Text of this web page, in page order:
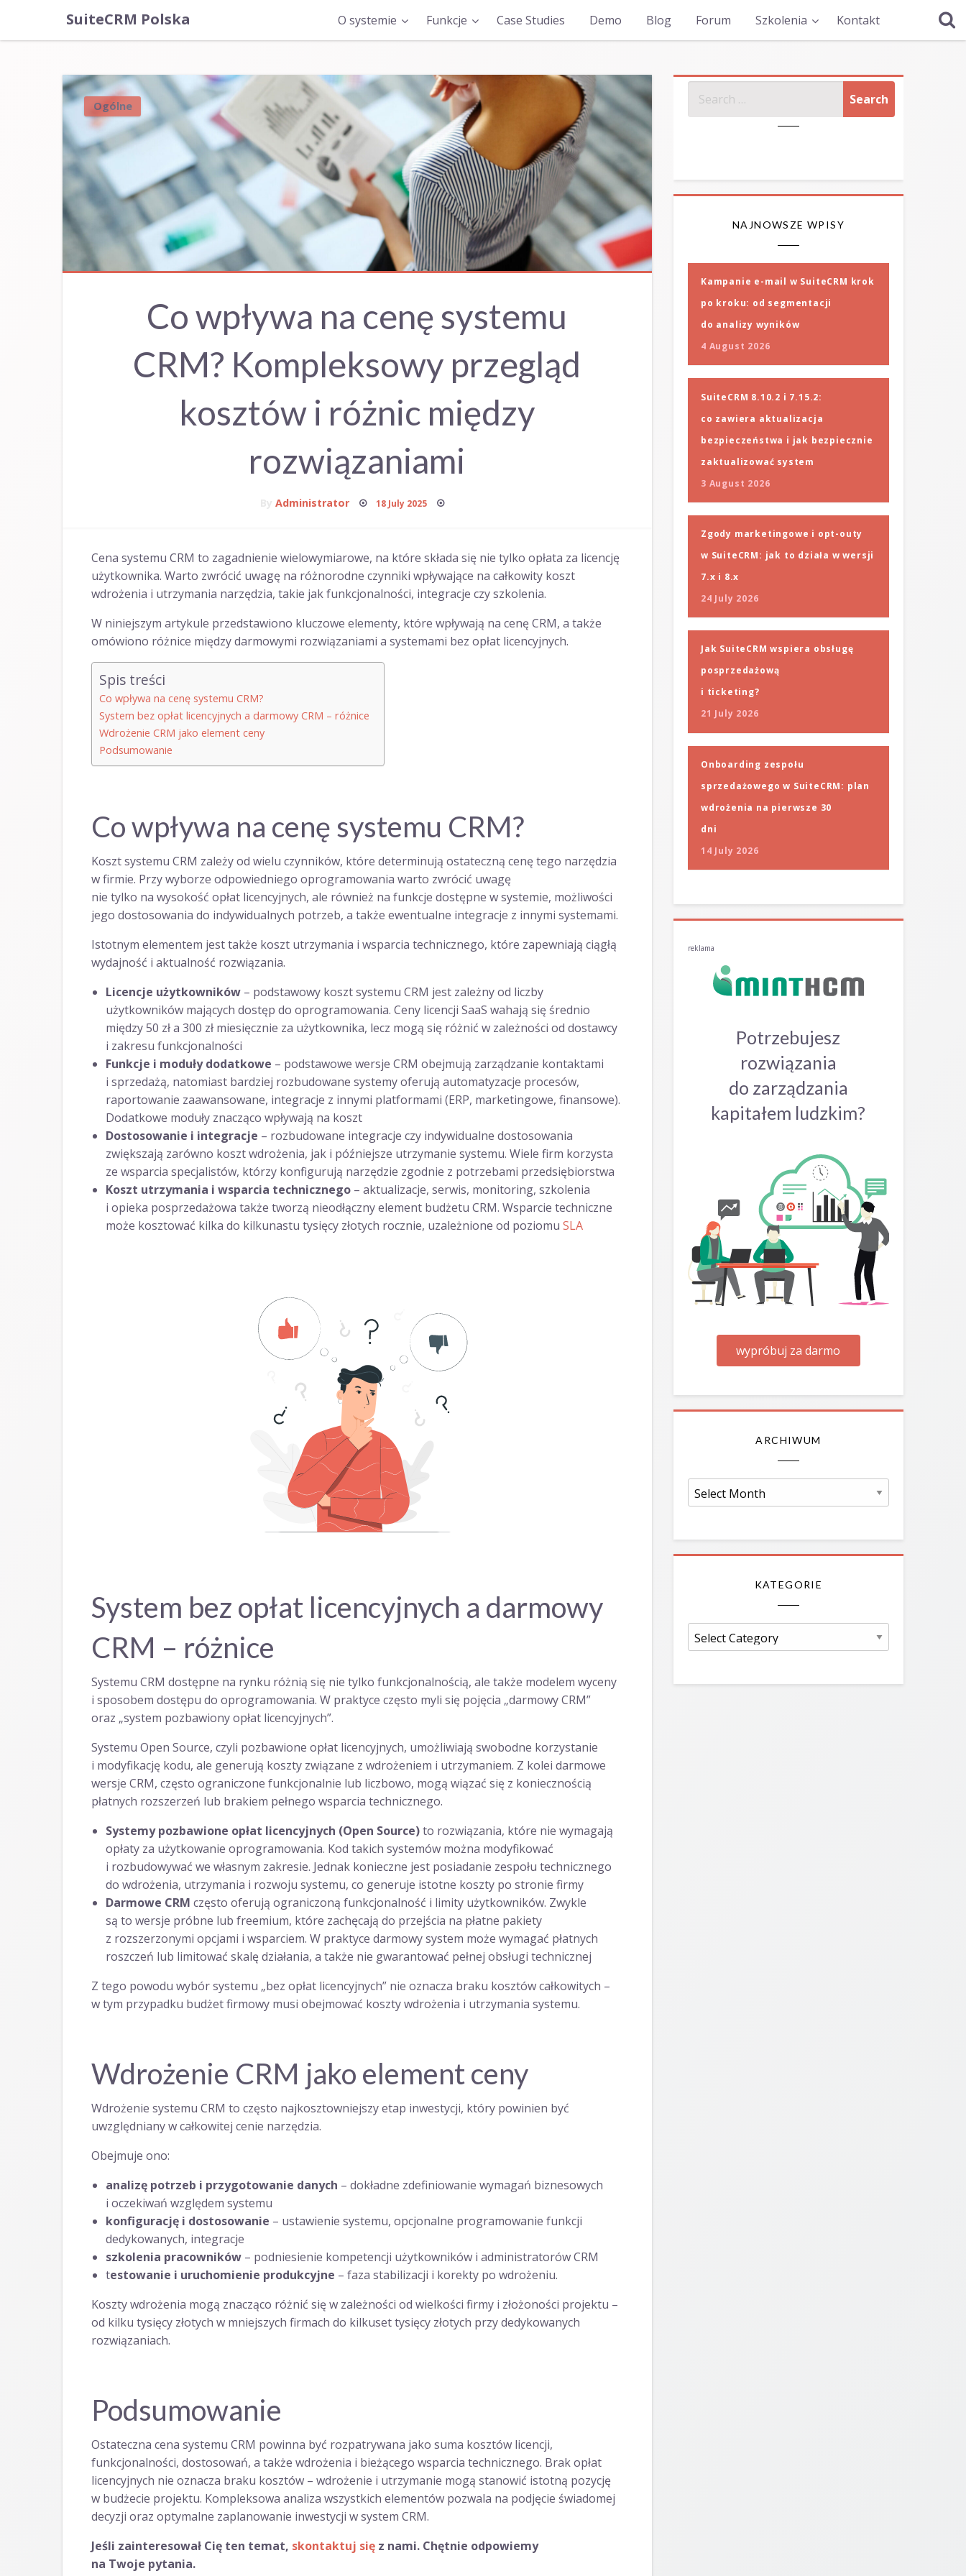
SuiteCRM Polska O systemie Funkcje Case Studies Demo Blog Forum Szkolenia Kontakt
Ogólne
Co wpływa na cenę systemu
CRM? Kompleksowy przegląd
kosztów i różnic między
rozwiązaniami
ByAdministrator Posted
on
18 July 2025
Cena systemu CRM to zagadnienie wielowymiarowe, na które składa się nie tylko opłata za licencję
użytkownika. Warto zwrócić uwagę na różnorodne czynniki wpływające na całkowity koszt
wdrożenia i utrzymania narzędzia, takie jak funkcjonalności, integracje czy szkolenia.
W niniejszym artykule przedstawiono kluczowe elementy, które wpływają na cenę CRM, a także
omówiono różnice między darmowymi rozwiązaniami a systemami bez opłat licencyjnych.
Spis treści
Co wpływa na cenę systemu CRM?
System bez opłat licencyjnych a darmowy CRM – różnice
Wdrożenie CRM jako element ceny
Podsumowanie
Co wpływa na cenę systemu CRM?
Koszt systemu CRM zależy od wielu czynników, które determinują ostateczną cenę tego narzędzia
w firmie. Przy wyborze odpowiedniego oprogramowania warto zwrócić uwagę
nie tylko na wysokość opłat licencyjnych, ale również na funkcje dostępne w systemie, możliwości
jego dostosowania do indywidualnych potrzeb, a także ewentualne integracje z innymi systemami.
Istotnym elementem jest także koszt utrzymania i wsparcia technicznego, które zapewniają ciągłą
wydajność i aktualność rozwiązania.
Licencje użytkowników – podstawowy koszt systemu CRM jest zależny od liczby
użytkowników mających dostęp do oprogramowania. Ceny licencji SaaS wahają się średnio
między 50 zł a 300 zł miesięcznie za użytkownika, lecz mogą się różnić w zależności od dostawcy
i zakresu funkcjonalności
Funkcje i moduły dodatkowe – podstawowe wersje CRM obejmują zarządzanie kontaktami
i sprzedażą, natomiast bardziej rozbudowane systemy oferują automatyzacje procesów,
raportowanie zaawansowane, integracje z innymi platformami (ERP, marketingowe, finansowe).
Dodatkowe moduły znacząco wpływają na koszt
Dostosowanie i integracje – rozbudowane integracje czy indywidualne dostosowania
zwiększają zarówno koszt wdrożenia, jak i późniejsze utrzymanie systemu. Wiele firm korzysta
ze wsparcia specjalistów, którzy konfigurują narzędzie zgodnie z potrzebami przedsiębiorstwa
Koszt utrzymania i wsparcia technicznego – aktualizacje, serwis, monitoring, szkolenia
i opieka posprzedażowa także tworzą nieodłączny element budżetu CRM. Wsparcie techniczne
może kosztować kilka do kilkunastu tysięcy złotych rocznie, uzależnione od poziomu SLA
System bez opłat licencyjnych a darmowy
CRM – różnice
Systemu CRM dostępne na rynku różnią się nie tylko funkcjonalnością, ale także modelem wyceny
i sposobem dostępu do oprogramowania. W praktyce często myli się pojęcia „darmowy CRM”
oraz „system pozbawiony opłat licencyjnych”.
Systemu Open Source, czyli pozbawione opłat licencyjnych, umożliwiają swobodne korzystanie
i modyfikację kodu, ale generują koszty związane z wdrożeniem i utrzymaniem. Z kolei darmowe
wersje CRM, często ograniczone funkcjonalnie lub liczbowo, mogą wiązać się z koniecznością
płatnych rozszerzeń lub brakiem pełnego wsparcia technicznego.
Systemy pozbawione opłat licencyjnych (Open Source)to rozwiązania, które nie wymagają
opłaty za użytkowanie oprogramowania. Kod takich systemów można modyfikować
i rozbudowywać we własnym zakresie. Jednak konieczne jest posiadanie zespołu technicznego
do wdrożenia, utrzymania i rozwoju systemu, co generuje istotne koszty po stronie firmy
Darmowe CRM często oferują ograniczoną funkcjonalność i limity użytkowników. Zwykle
są to wersje próbne lub freemium, które zachęcają do przejścia na płatne pakiety
z rozszerzonymi opcjami i wsparciem. W praktyce darmowy system może wymagać płatnych
roszczeń lub limitować skalę działania, a także nie gwarantować pełnej obsługi technicznej
Z tego powodu wybór systemu „bez opłat licencyjnych” nie oznacza braku kosztów całkowitych –
w tym przypadku budżet firmowy musi obejmować koszty wdrożenia i utrzymania systemu.
Wdrożenie CRM jako element ceny
Wdrożenie systemu CRM to często najkosztowniejszy etap inwestycji, który powinien być
uwzględniany w całkowitej cenie narzędzia.
Obejmuje ono:
analizę potrzeb i przygotowanie danych – dokładne zdefiniowanie wymagań biznesowych
i oczekiwań względem systemu
konfigurację i dostosowanie – ustawienie systemu, opcjonalne programowanie funkcji
dedykowanych, integracje
szkolenia pracowników – podniesienie kompetencji użytkowników i administratorów CRM
testowanie i uruchomienie produkcyjne – faza stabilizacji i korekty po wdrożeniu.
Koszty wdrożenia mogą znacząco różnić się w zależności od wielkości firmy i złożoności projektu –
od kilku tysięcy złotych w mniejszych firmach do kilkuset tysięcy złotych przy dedykowanych
rozwiązaniach.
Podsumowanie
Ostateczna cena systemu CRM powinna być rozpatrywana jako suma kosztów licencji,
funkcjonalności, dostosowań, a także wdrożenia i bieżącego wsparcia technicznego. Brak opłat
licencyjnych nie oznacza braku kosztów – wdrożenie i utrzymanie mogą stanowić istotną pozycję
w budżecie projektu. Kompleksowa analiza wszystkich elementów pozwala na podjęcie świadomej
decyzji oraz optymalne zaplanowanie inwestycji w system CRM.
Jeśli zainteresował Cię ten temat, skontaktuj się z nami. Chętnie odpowiemy
na Twoje pytania.
NAJNOWSZE WPISY
Kampanie e-mail w SuiteCRM krok
po kroku: od segmentacji
do analizy wyników
4 August 2026
SuiteCRM 8.10.2 i 7.15.2:
co zawiera aktualizacja
bezpieczeństwa i jak bezpiecznie
zaktualizować system
3 August 2026
Zgody marketingowe i opt-outy
w SuiteCRM: jak to działa w wersji
7.x i 8.x
24 July 2026
Jak SuiteCRM wspiera obsługę
posprzedażową
i ticketing?
21 July 2026
Onboarding zespołu
sprzedażowego w SuiteCRM: plan
wdrożenia na pierwsze 30
dni
14 July 2026
reklama
Potrzebujesz
rozwiązania
do zarządzania
kapitałem ludzkim?
wypróbuj za darmo
ARCHIWUM
Archiwum
KATEGORIE
Kategorie